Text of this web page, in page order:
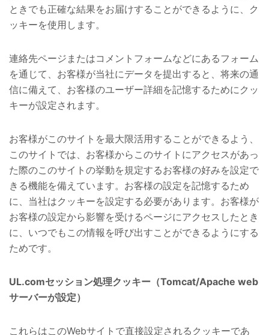
ときでも正確な結果をお届けすることができるように、ク
ッキーを使用します。
連絡先ページまたはコメントフォームなどにあるフォーム
を通じて、お客様が当社にデータを提出すると、将来の通
信に備えて、お客様のユーザー詳細を記憶するためにクッ
キーが設定されます。
お客様がこのサイトを最大限活用することができるよう、
このサイトでは、お客様からこのサイトにアクセスがあっ
た際のこのサイトの挙動を規定するお客様の好みを設定で
きる機能を備えています。お客様の設定を記憶するため
に、当社はクッキーを設定する必要があります。お客様が
お客様の設定から影響を受けるページにアクセスしたとき
に、いつでもこの情報を呼び出すことができるようにする
ためです。
UL.comセッション処理クッキー（Tomcat/Apache web
サーバーが設定）
これらはこのWebサイトで直接設定されるクッキーであ